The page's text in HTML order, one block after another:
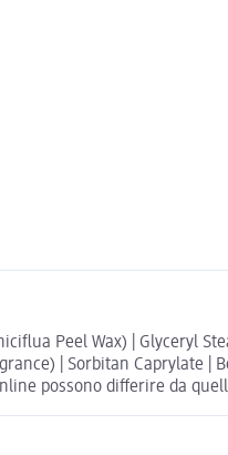
Peel Wax) | Glyceryl
| Sorbitan Caprylate
possono differire da